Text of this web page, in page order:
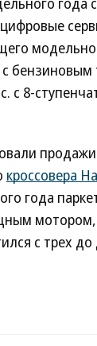
с
с 8-
продажи
кроссовера
года
мотором,
с трех до